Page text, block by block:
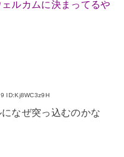
ルカムに決まってるや
ID:Kj8WC3z9H
なぜ突っ込むのかな